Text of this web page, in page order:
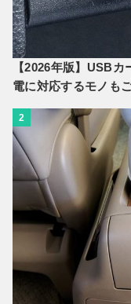
【2026年版】USB
電に対応するモノも
2